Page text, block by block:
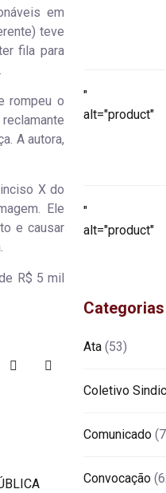
em
teve
fila para
rompeu o
A autora,
X do
Ele
e causar
R$ 5 mil
"
alt="product">
"
alt="product">
Categorias
Ata (53)
Coletivo
Comunicado
Convocação